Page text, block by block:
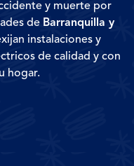
y muerte por
de Barranquilla y
instalaciones y
de calidad y con
hogar.